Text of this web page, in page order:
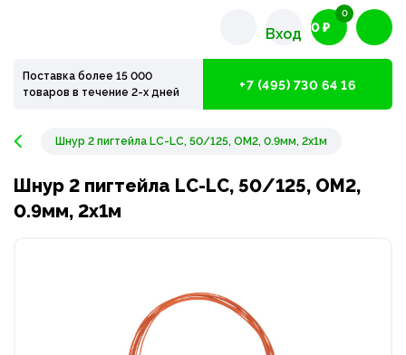
Вход 0 ₽
0
Поставка более 15 000
товаров в течение 2-х дней
+7 (495) 730 64 16
Шнур 2 пигтейла LC-LC, 50/125, OM2, 0.9мм, 2x1м
Шнур 2 пигтейла LC-LC, 50/125, OM2,
0.9мм, 2x1м